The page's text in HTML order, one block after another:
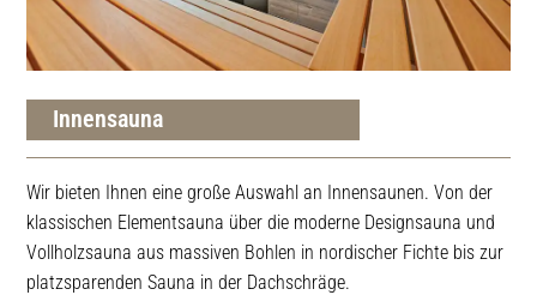
Innensauna
Wir bieten Ihnen eine große Auswahl an Innensaunen. Von der
klassischen Elementsauna über die moderne Designsauna und
Vollholzsauna aus massiven Bohlen in nordischer Fichte bis zur
platzsparenden Sauna in der Dachschräge.